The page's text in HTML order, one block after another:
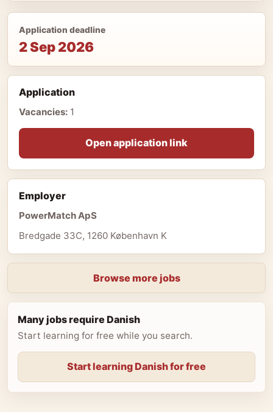
Application deadline
2 Sep 2026
Application
Vacancies: 1
Open application link
Employer
PowerMatch ApS
Bredgade 33C, 1260 København K
Browse more jobs
Many jobs require Danish
Start learning for free while you search.
Start learning Danish for free